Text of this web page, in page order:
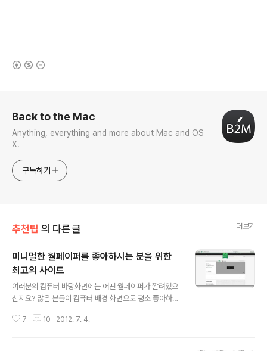
Back to the Mac
Anything, everything and more about Mac and OS
X.
구독하기
추천팁 의 다른 글 더보기
미니멀한 월페이퍼를 좋아하시는 분을 위한
최고의 사이트
여러분의 컴퓨터 바탕화면에는 어떤 월페이퍼가 깔려있으
신지요? 많은 분들이 컴퓨터 배경 화면으로 평소 좋아하는
하시는 경우가 많은데요, 저의 경우 항상 프로그램 창들이
7 10 2012. 7. 4.